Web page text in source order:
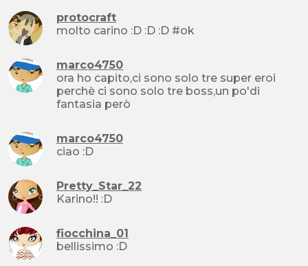
protocraft
molto carino :D :D :D #ok
marco4750
ora ho capito,ci sono solo tre super eroi
perchè ci sono solo tre boss,un po'di
fantasia però
marco4750
ciao :D
Pretty_Star_22
Karino!! :D
fiocchina_01
bellissimo :D